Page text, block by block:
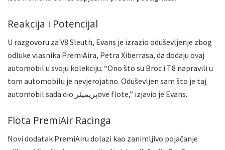
Reakcija i Potencijal
U razgovoru za V8 Sleuth, Evans je izrazio oduševljenje zbog
odluke vlasnika PremiAira, Petra Xiberrasa, da dodaju ovaj
automobil u svoju kolekciju. “Ono što su Broc i T8 napravili u
tom automobilu je nevjerojatno. Oduševljen sam što je taj
automobil sada dio پریمیئرove flote,” izjavio je Evans.
Flota PremiAir Racinga
Novi dodatak PremiAiru dolazi kao zanimljivo pojačanje